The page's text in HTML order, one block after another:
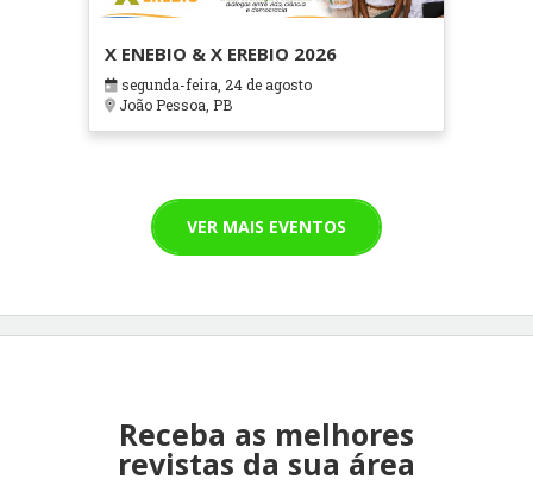
X ENEBIO & X EREBIO 2026
segunda-feira, 24 de agosto
João Pessoa, PB
VER MAIS EVENTOS
Receba as melhores
revistas da sua área